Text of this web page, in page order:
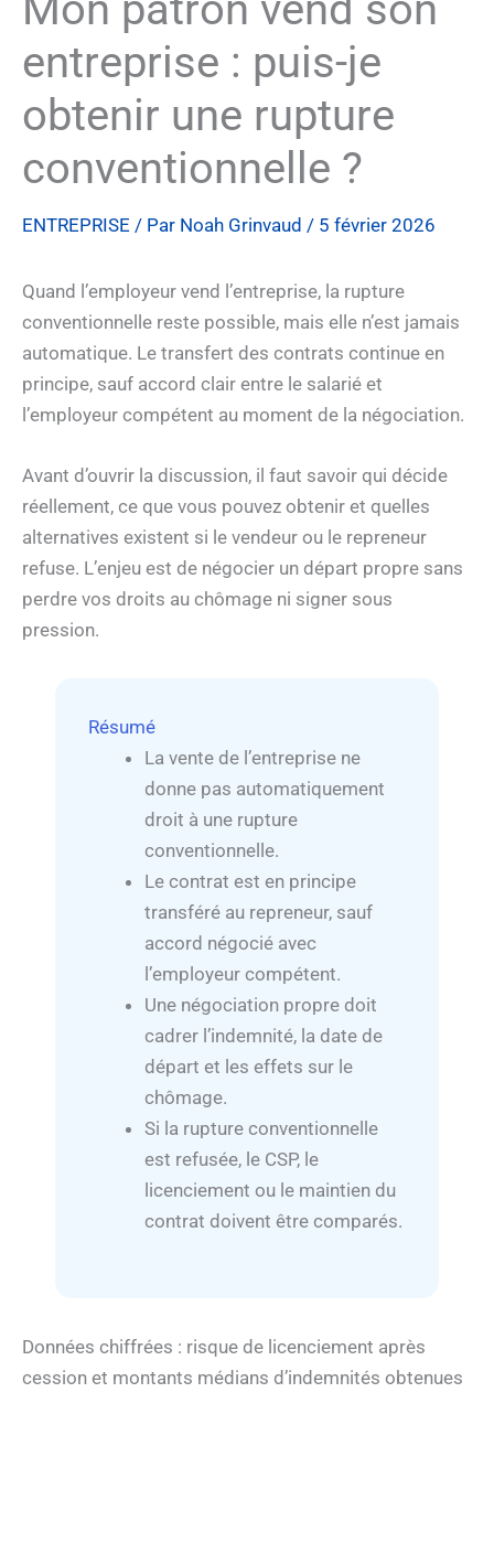
entreprise : puis-je
obtenir une rupture
conventionnelle ?
ENTREPRISE / Par Noah Grinvaud / 5 février 2026
Quand l’employeur vend l’entreprise, la rupture
conventionnelle reste possible, mais elle n’est jamais
automatique. Le transfert des contrats continue en
principe, sauf accord clair entre le salarié et
l’employeur compétent au moment de la négociation.
Avant d’ouvrir la discussion, il faut savoir qui décide
réellement, ce que vous pouvez obtenir et quelles
alternatives existent si le vendeur ou le repreneur
refuse. L’enjeu est de négocier un départ propre sans
perdre vos droits au chômage ni signer sous
pression.
Résumé
La vente de l’entreprise ne
donne pas automatiquement
droit à une rupture
conventionnelle.
Le contrat est en principe
transféré au repreneur, sauf
accord négocié avec
l’employeur compétent.
Une négociation propre doit
cadrer l’indemnité, la date de
départ et les effets sur le
chômage.
Si la rupture conventionnelle
est refusée, le CSP, le
licenciement ou le maintien du
contrat doivent être comparés.
Données chiffrées : risque de licenciement après
cession et montants médians d’indemnités obtenues